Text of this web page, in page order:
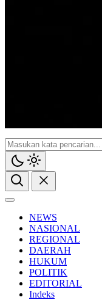
NEWS
NASIONAL
REGIONAL
DAERAH
HUKUM
POLITIK
EDITORIAL
Indeks